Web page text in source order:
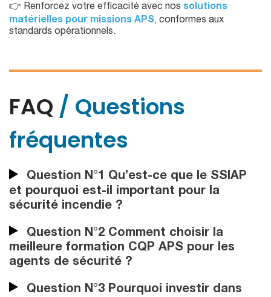
👉 Renforcez votre efficacité avec nos solutions
matérielles pour missions APS, conformes aux
standards opérationnels.
FAQ / Questions
fréquentes
Question N°1 Qu’est-ce que le SSIAP
et pourquoi est-il important pour la
sécurité incendie ?
Question N°2 Comment choisir la
meilleure formation CQP APS pour les
agents de sécurité ?
Question N°3 Pourquoi investir dans